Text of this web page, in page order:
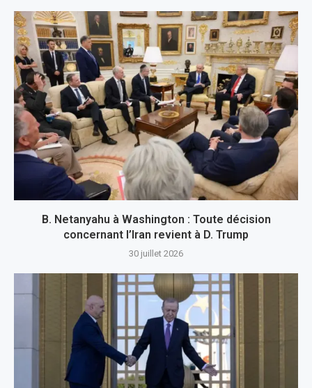
B. Netanyahu à Washington : Toute décision
concernant l’Iran revient à D. Trump
30 juillet 2026